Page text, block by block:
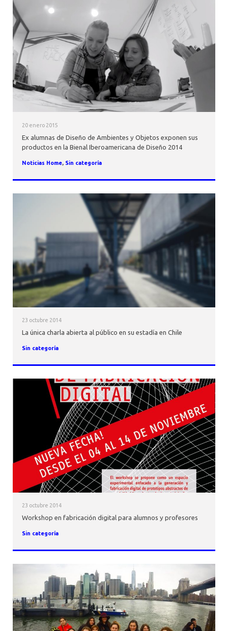
20 enero 2015
Ex alumnas de Diseño de Ambientes y Objetos exponen sus
productos en la Bienal Iberoamericana de Diseño 2014
Noticias Home, Sin categoría
23 octubre 2014
La única charla abierta al público en su estadía en Chile
Sin categoría
23 octubre 2014
Workshop en fabricación digital para alumnos y profesores
Sin categoría